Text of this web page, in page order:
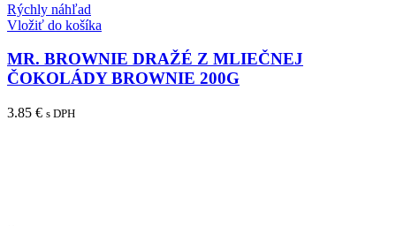
Rýchly náhľad
Vložiť do košíka
MR. BROWNIE DRAŽÉ Z MLIEČNEJ
ČOKOLÁDY BROWNIE 200G
3.85 € s DPH